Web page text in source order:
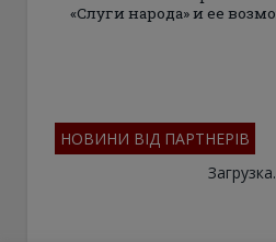
«Слуги народа» и ее
НОВИНИ ВІД ПАРТНЕРІВ